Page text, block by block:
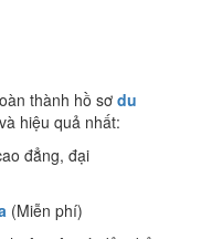
thành hồ sơ du
hiệu quả nhất:
đẳng, đại
(Miễn phí)